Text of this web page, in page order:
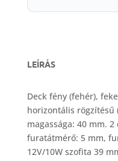
LEÍRÁS
Deck fény (fehér),
horizontális rögzítésű
magassága: 40 mm.
furatátmérő: 5 mm,
12V/10W szofita 39